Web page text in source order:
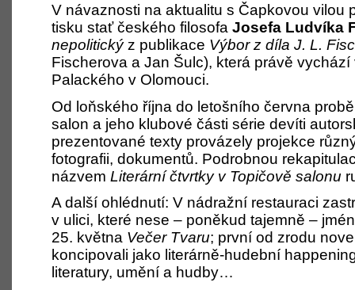
V návaznosti na aktualitu s Čapkovou vilou
tisku stať českého filosofa Josefa Ludvíka
nepolitický z publikace Výbor z díla J. L.
Fischerova a Jan Šulc), která právě
Palackého v Olomouci.
Od loňského října do letošního června
salon a jeho klubové části série devíti
prezentované texty provázely projekce
fotografii, dokumentů. Podrobnou
názvem Literární čtvrtky v Topičově salonu
A další ohlédnutí: V nádražní restauraci
v ulici, které nese – poněkud tajemně –
25. května Večer Tvaru; první od zrodu
koncipovali jako literárně-hudební
literatury, umění a hudby…